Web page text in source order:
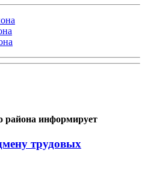
района информирует
трудовых